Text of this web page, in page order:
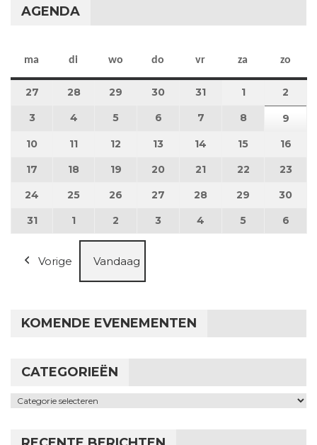
AGENDA
ma maandag
di dinsdag
wo woensdag
do donderdag
vr vrijdag
za zaterdag
zo
27 27 juli 2026
28 28 juli 2026
29 29 juli 2026
30 30 juli 2026
31 31 juli 2026
11 augustus
2
3 3 augustus 2026
4 4 augustus 2026
5 5 augustus 2026
6 6 augustus 2026
7 7 augustus 2026
8 8 augustus
9
10 10 augustus 2026
11 11 augustus 2026
12 12 augustus 2026
13 13 augustus 2026
14 14 augustus 2026
15 15 16
17 17 augustus 2026
18 18 augustus 2026
19 19 augustus 2026
20 20 augustus 2026
21 21 augustus 2026
22 22 23
24 24 augustus 2026
25 25 augustus 2026
26 26 augustus 2026
27 27 augustus 2026
28 28 augustus 2026
29 29 30
3131 augustus 2026
1 1 september 2026
2 2 september 2026
3 3 september 2026
4 4 september 2026
5 5 6
Vorige Vandaag
KOMENDE EVENEMENTEN
CATEGORIEËN
Categorieën